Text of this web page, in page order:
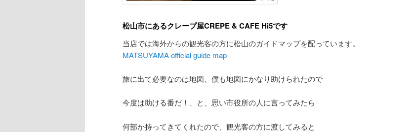
松山市にあるクレープ屋CREPE & CAFE Hi5です
当店では海外からの観光客の方に松山のガイドマップを配っています。
MATSUYAMA official guide map
旅に出て必要なのは地図、僕も地図にかなり助けられたので
今度は助ける番だ！、と、思い市役所の人に言ってみたら
何部か持ってきてくれたので、観光客の方に渡してみると